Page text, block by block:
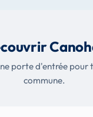
porte d'entrée pour
commune.